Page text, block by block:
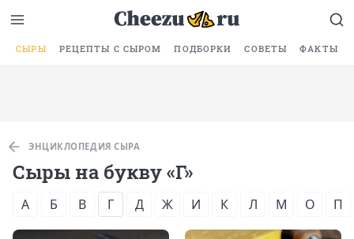
СЫРЫ РЕЦЕПТЫ С СЫРОМ ПОДБОРКИ СОВЕТЫ ФАКТЫ
ЭНЦИКЛОПЕДИЯ СЫРА
Сыры на букву «Г»
А Б В Г Д Ж И К Л М О П